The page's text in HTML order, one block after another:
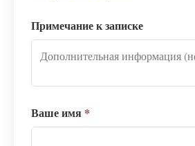
Примечание к записке
Ваше имя *